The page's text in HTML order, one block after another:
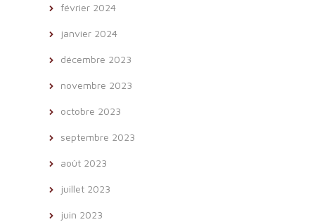
février 2024
janvier 2024
décembre 2023
novembre 2023
octobre 2023
septembre 2023
août 2023
juillet 2023
juin 2023